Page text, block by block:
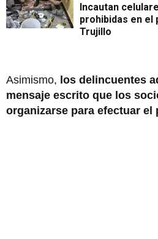
Incautan
prohibidas en el
Trujillo
Asimismo, los delincuentes
mensaje escrito que los
organizarse para efectuar el